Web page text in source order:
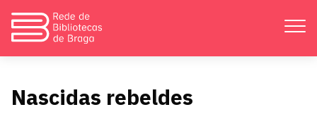
Nascidas rebeldes